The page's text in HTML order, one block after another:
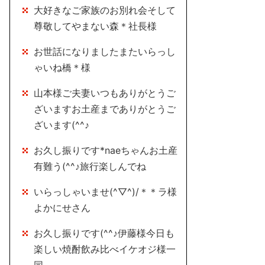
大好きなご家族のお別れ会そして
尊敬してやまない森＊社長様
お世話になりましたまたいらっし
ゃいね橋＊様
山本様ご夫妻いつもありがとうご
ざいますお土産までありがとうご
ざいます(^^♪
お久し振りです*naeちゃんお土産
有難う(^^♪旅行楽しんでね
いらっしゃいませ(^▽^)/＊＊ラ様
よかにせさん
お久し振りです(^^♪伊藤様今日も
楽しい焼酎飲み比べイケオジ様一